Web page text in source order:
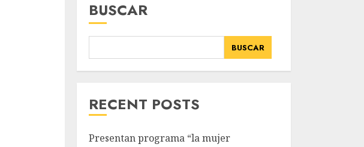
BUSCAR
BUSCAR
RECENT POSTS
Presentan programa “la mujer